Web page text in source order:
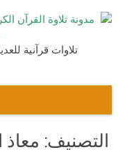
إلى
تلاوات قرآنية
التصنيف: